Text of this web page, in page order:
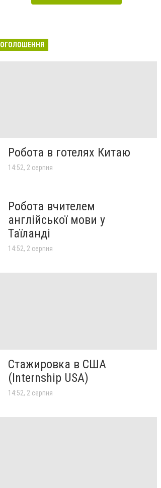
ОГОЛОШЕННЯ
Робота в готелях Китаю
14:52, 2 серпня
Робота вчителем
англійської мови у
Таїланді
14:52, 2 серпня
Стажировка в США
(Internship USA)
14:52, 2 серпня